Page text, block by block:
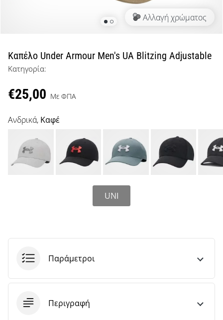
μπάσκετ
όπως
εμείς;
μαζί
ως
πρεσβευτής
μάρκας
μας.
Αλλαγή χρώματος
Καπέλο Under Armour Men's UA Blitzing Adjustable
Κατηγορία:
€25,00 Με ΦΠΑ
Ανδρικά, Καφέ
UNI
Παράμετροι
Περιγραφή